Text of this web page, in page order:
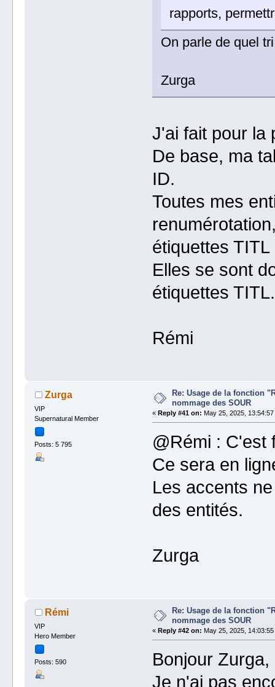
rapports,
On parle de quel
Zurga
J'ai fait pour la
De base, ma
ID.
Toutes mes
étiquettes
Elles se sont
étiquettes TITL.
Rémi
Zurga
VIP
Supernatural Member
Posts: 5 795
Re: Usage de la fonction
nommage des SOUR
« Reply #41 on: May 25, 2025, 13:54:57
@Rémi : C'est
Ce sera en
Les accents
des entités.
Zurga
Rémi
VIP
Hero Member
Posts: 590
Re: Usage de la fonction
nommage des SOUR
« Reply #42 on: May 25, 2025, 14:03:55
Bonjour
Je n'ai pas